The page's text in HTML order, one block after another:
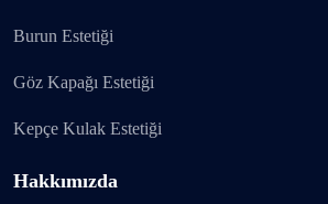
Burun Estetiği
Göz Kapağı Estetiği
Kepçe Kulak Estetiği
Hakkımızda